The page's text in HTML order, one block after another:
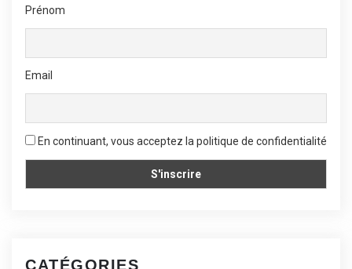
Prénom
Email
En continuant, vous acceptez la politique de confidentialité
CATÉGORIES